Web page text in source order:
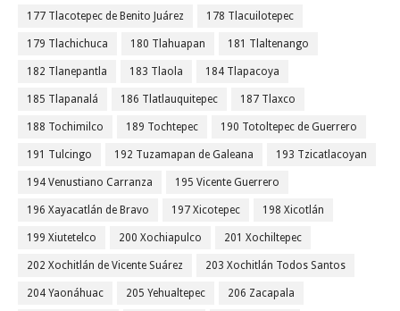
177 Tlacotepec de Benito Juárez 178 Tlacuilotepec
179 Tlachichuca 180 Tlahuapan 181 Tlaltenango
182 Tlanepantla 183 Tlaola 184 Tlapacoya
185 Tlapanalá 186 Tlatlauquitepec 187 Tlaxco
188 Tochimilco 189 Tochtepec 190 Totoltepec de Guerrero
191 Tulcingo 192 Tuzamapan de Galeana 193 Tzicatlacoyan
194 Venustiano Carranza 195 Vicente Guerrero
196 Xayacatlán de Bravo 197 Xicotepec 198 Xicotlán
199 Xiutetelco 200 Xochiapulco 201 Xochiltepec
202 Xochitlán de Vicente Suárez 203 Xochitlán Todos Santos
204 Yaonáhuac 205 Yehualtepec 206 Zacapala